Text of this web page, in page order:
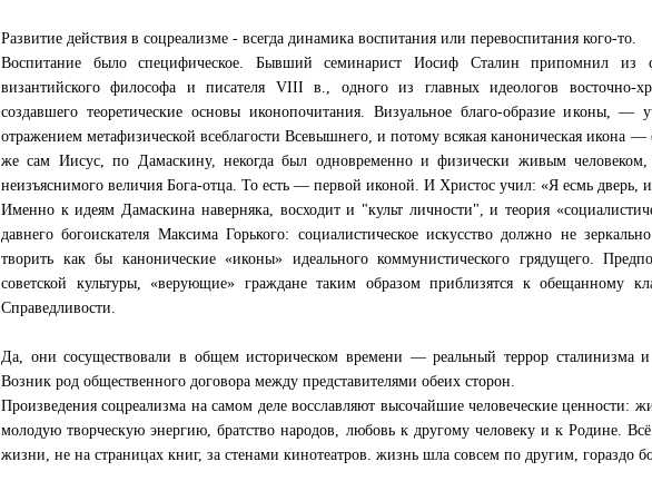
Развитие действия в соцреализме - всегда динамика воспитания или перевоспитания кого-то.
Воспитание было специфическое. Бывший семинарист Иосиф Сталин припомнил из
византийского философа и писателя VIII в., одного из главных идеологов восточно-
создавшего теоретические основы иконопочитания. Визуальное благо-образие иконы,
отражением метафизической всеблагости Всевышнего, и потому всякая каноническая икона —
же сам Иисус, по Дамаскину, некогда был одновременно и физически живым
неизъяснимого величия Бога-отца. То есть — первой иконой. И Христос учил: «Я есмь дверь,
Именно к идеям Дамаскина наверняка, восходит и "культ личности", и теория
давнего богоискателя Максима Горького: социалистическое искусство должно не
творить как бы канонические «иконы» идеального коммунистического грядущего.
советской культуры, «верующие» граждане таким образом приблизятся к обещанному
Справедливости.
Да, они сосуществовали в общем историческом времени — реальный террор сталинизма и
Возник род общественного договора между представителями обеих сторон.
Произведения соцреализма на самом деле восславляют высочайшие человеческие ценности:
молодую творческую энергию, братство народов, любовь к другому человеку и к Родине.
жизни, не на страницах книг, за стенами кинотеатров. жизнь шла совсем по другим, гораздо